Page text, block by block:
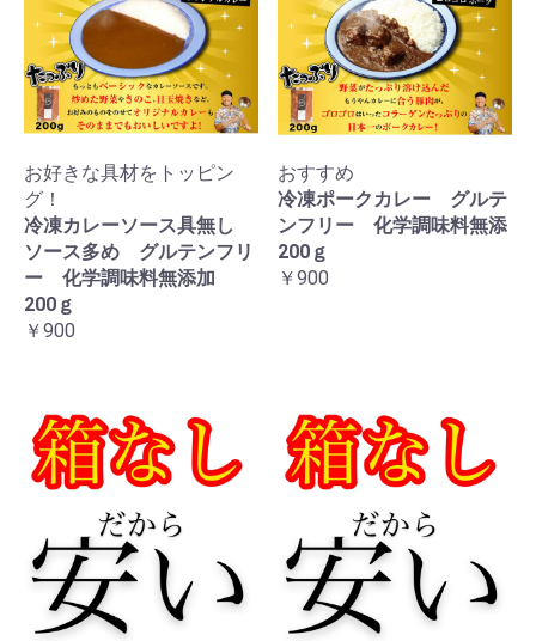
お好きな具材をトッピン
グ！
冷凍カレーソース具無し
ソース多め グルテンフリ
ー 化学調味料無添加
200ｇ
￥900
おすすめ
冷凍ポークカレー グルテ
ンフリー 化学調味料無添
200ｇ
￥900